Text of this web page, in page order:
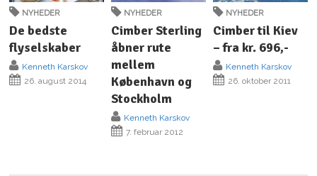
NYHEDER
De bedste
flyselskaber
Kenneth Karskov
26. august 2014
NYHEDER
Cimber Sterling
åbner rute
mellem
København og
Stockholm
Kenneth Karskov
7. februar 2012
NYHEDER
Cimber til Kiev
– fra kr. 696,-
Kenneth Karskov
26. oktober 2011